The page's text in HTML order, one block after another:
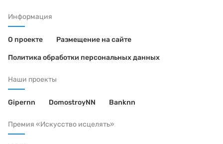
Информация
О проекте Размещение на сайте
Политика обработки персональных данных
Наши проекты
Gipernn DomostroyNN Banknn
Премия «Искусство исцелять»